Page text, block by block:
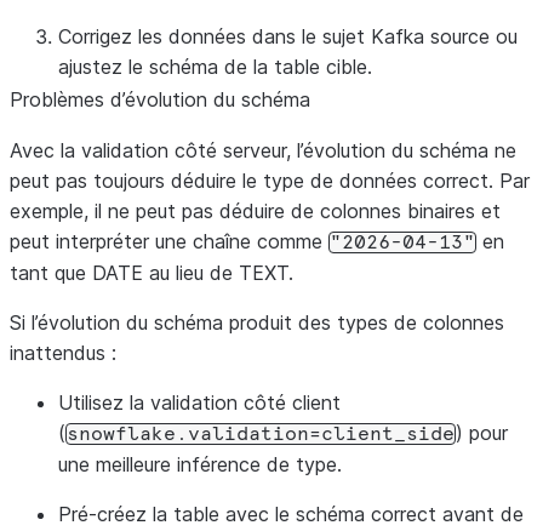
Corrigez les données dans le sujet Kafka source ou
ajustez le schéma de la table cible.
Problèmes d’évolution du schéma
Avec la validation côté serveur, l’évolution du schéma ne
peut pas toujours déduire le type de données correct. Par
exemple, il ne peut pas déduire de colonnes binaires et
peut interpréter une chaîne comme "2026-04-13" en
tant que DATE au lieu de TEXT.
Si l’évolution du schéma produit des types de colonnes
inattendus :
Utilisez la validation côté client
(snowflake.validation=client_side) pour
une meilleure inférence de type.
Pré-créez la table avec le schéma correct avant de